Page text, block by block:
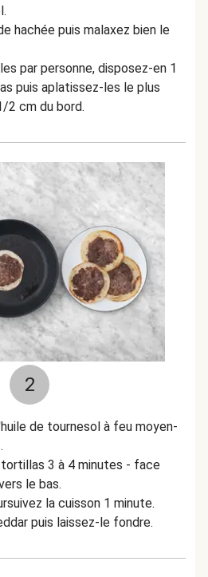
hachée puis malaxez bien le
par personne, disposez-en 1
puis aplatissez-les le plus
2 cm du bord.
2
de tournesol à feu moyen-
3 à 4 minutes - face
le bas.
la cuisson 1 minute.
puis laissez-le fondre.